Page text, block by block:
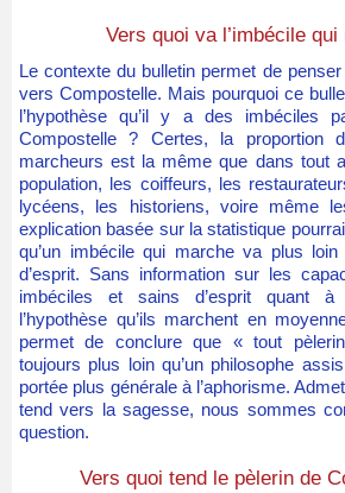
Vers quoi va l’imbécile
Le contexte du bulletin permet de penser qu’il s’agit de marche
vers Compostelle. Mais pourquoi ce
l’hypothèse qu’il y a des imbéciles
Compostelle ? Certes, la proportion
marcheurs est la même que dans tout
population, les coiffeurs, les
lycéens, les historiens, voire même
explication basée sur la statistique
qu’un imbécile qui marche va plus loin
d’esprit. Sans information sur les
imbéciles et sains d’esprit quant
l’hypothèse qu’ils marchent en
permet de conclure que « tout
toujours plus loin qu’un philosophe
portée plus générale à l’aphorisme.
tend vers la sagesse, nous sommes
question.
Vers quoi tend le pèlerin de